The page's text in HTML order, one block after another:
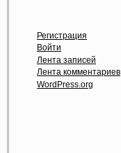
Регистрация
Войти
Лента записей
Лента комментариев
WordPress.org